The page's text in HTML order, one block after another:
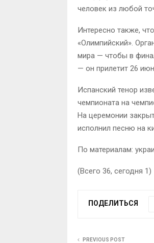
человек из любой
Интересно также,
«Олимпийский».
мира — чтобы в
— он прилетит 26
Испанский тенор
чемпионата на
На церемонии
исполнил песню на
По материалам:
(Всего 36, сегодня 1)
ПОДЕЛИТЬСЯ
PREVIOUS POST